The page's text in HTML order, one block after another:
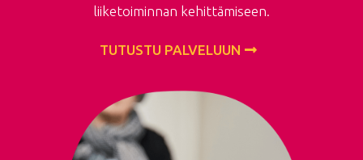
liiketoiminnan kehittämiseen.
TUTUSTU PALVELUUN